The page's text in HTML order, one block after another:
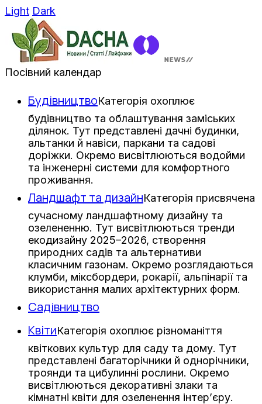
Light Dark
Посівний календар
БудівництвоКатегорія охоплює
будівництво та облаштування заміських
ділянок. Тут представлені дачні будинки,
альтанки й навіси, паркани та садові
доріжки. Окремо висвітлюються водойми
та інженерні системи для комфортного
проживання.
Ландшафт та дизайнКатегорія присвячена
сучасному ландшафтному дизайну та
озелененню. Тут висвітлюються тренди
екодизайну 2025–2026, створення
природних садів та альтернативи
класичним газонам. Окремо розглядаються
клумби, міксбордери, рокарії, альпінарії та
використання малих архітектурних форм.
Садівництво
КвітиКатегорія охоплює різноманіття
квіткових культур для саду та дому. Тут
представлені багаторічники й однорічники,
троянди та цибулинні рослини. Окремо
висвітлюються декоративні злаки та
кімнатні квіти для озеленення інтер’єру.